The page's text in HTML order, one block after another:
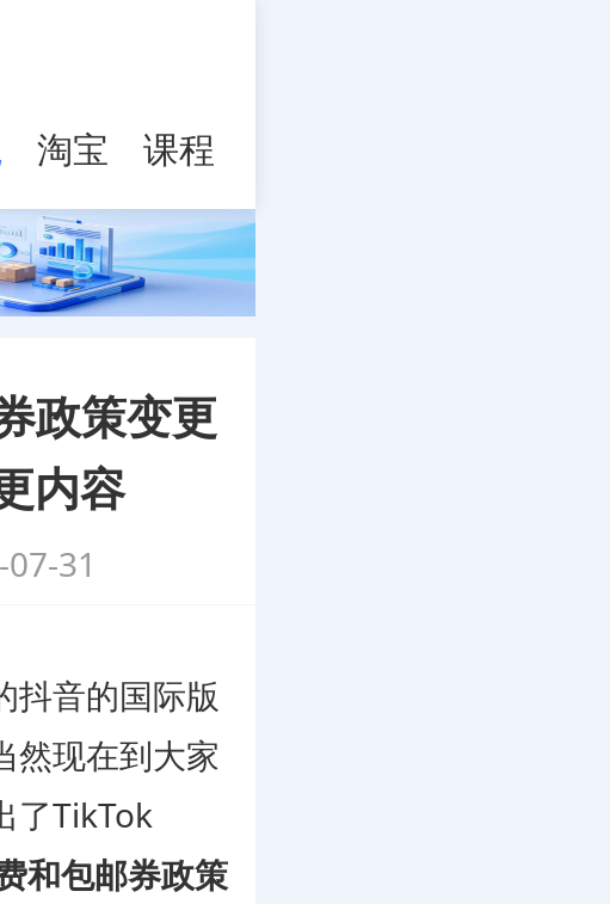
淘宝 课程
政策变更
内容
31
音的国际版
然现在到大家
了TikTok
和包邮券政策